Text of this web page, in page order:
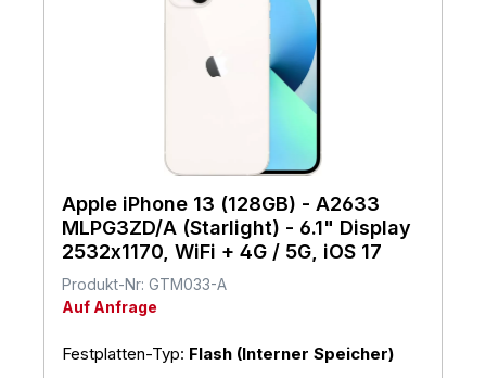
Apple iPhone 13 (128GB) - A2633
MLPG3ZD/A (Starlight) - 6.1" Display
2532x1170, WiFi + 4G / 5G, iOS 17
Produkt-Nr: GTM033-A
Auf Anfrage
Festplatten-Typ: Flash (Interner Speicher)